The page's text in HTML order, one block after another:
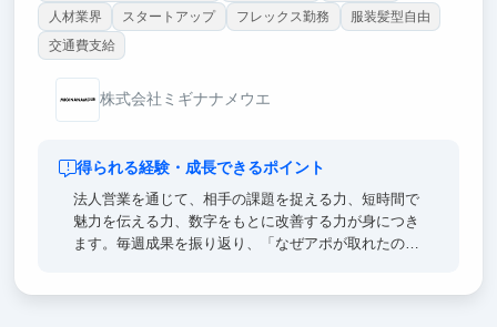
人材業界
スタートアップ フレックス勤務
服装髪型自由
交通費支給
株式会社ミギナナメウエ
得られる経験・成長できるポイント
法人営業を通じて、相手の課題を捉える力、短時間で
魅力を伝える力、数字をもとに改善する力が身につき
ます。毎週成果を振り返り、「なぜアポが取れたの